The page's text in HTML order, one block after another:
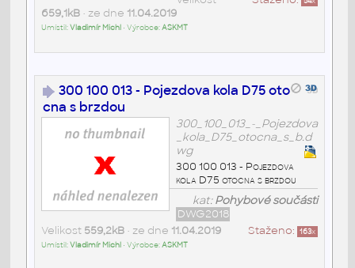
659,1kB• ze dne 11.04.2019
Umístil:Vladimír Michl • Výrobce:ASKMT
300 100 013 - Pojezdova kola D75 oto
cna s brzdou
300_100_013_-_Pojezdova
_kola_D75_otocna_s_b.d
wg
300 100 013 - Pojezdova
kola D75 otocna s brzdou
kat:Pohybové součásti
DWG2018
Staženo: 163x
Velikost 559,2kB• ze dne 11.04.2019
Umístil:Vladimír Michl • Výrobce:ASKMT